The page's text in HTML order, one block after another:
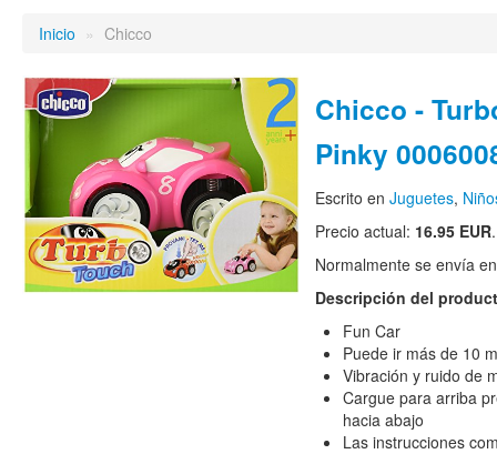
Inicio » Chicco
Chicco -
Pinky
Escrito en Juguetes,
Precio actual: 16.95 EUR.
Normalmente se envía
Descripción del
Fun Car
Puede ir más de 10
Vibración y ruido de
Cargue para arriba
hacia abajo
Las instrucciones